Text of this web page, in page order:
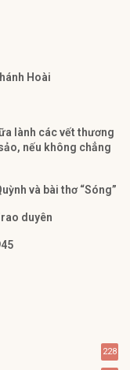
Hoài
lành các vết thương
nếu không chẳng
và bài thơ “Sóng”
duyên
228